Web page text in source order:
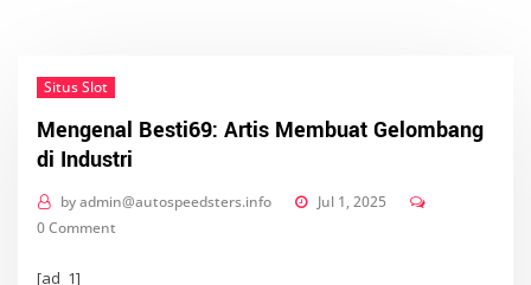
Situs Slot
Mengenal Besti69: Artis Membuat Gelombang
di Industri
byadmin@autospeedsters.info
Jul 1, 2025
0 Comment
[ad_1]